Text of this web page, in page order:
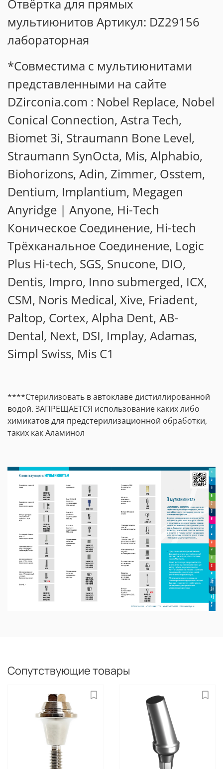
Отвёртка для прямых
мультиюнитов Артикул: DZ29156
лабораторная
*Совместима с мультиюнитами
представленными на сайте
DZirconia.com : Nobel Replace, Nobel
Conical Connection, Astra Tech,
Biomet 3i, Straumann Bone Level,
Straumann SynOcta, Mis, Alphabio,
Biohorizons, Adin, Zimmer, Osstem,
Dentium, Implantium, Megagen
Anyridge | Anyone, Hi-Tech
Коническое Соединение, Hi-tech
Трёхканальное Соединение, Logic
Plus Hi-tech, SGS, Snucone, DIO,
Dentis, Impro, Inno submerged, ICX,
CSM, Noris Medical, Xive, Friadent,
Paltop, Cortex, Alpha Dent, AB-
Dental, Next, DSI, Implay, Adamas,
Simpl Swiss, Mis C1
****Стерилизовать в автоклаве дистиллированной
водой. ЗАПРЕЩАЕТСЯ использование каких либо
химикатов для предстерилизационной обработки,
таких как Аламинол
Сопутствующие товары